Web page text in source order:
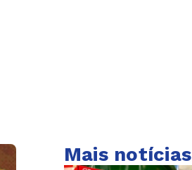
Mais notícias